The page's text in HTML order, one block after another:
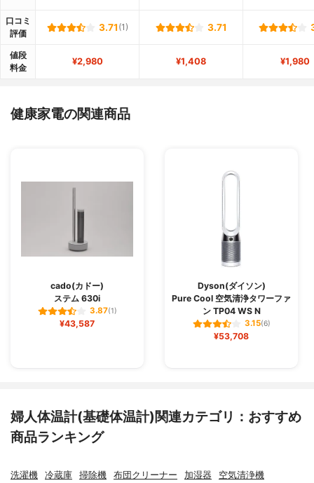
口コミ
評価
3.71 (1) 3.71
値段
料金
¥2,980 ¥1,408 ¥1,980
健康家電の関連商品
cado(カドー)
ステム 630i
3.87(1)
¥43,587
Dyson(ダイソン)
Pure Cool 空気清浄タワーファ
ン TP04 WS N
3.15(6)
¥53,708
婦人体温計(基礎体温計)関連カテゴリ：おすすめ
商品ランキング
洗濯機 冷蔵庫 掃除機 布団クリーナー 加湿器 空気清浄機